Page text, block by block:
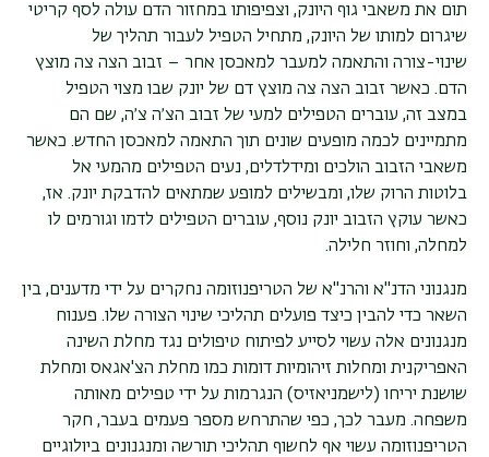
תום את משאבי גוף היונק, וצפיפותו במחזור הדם עולה לסף קריטי
שיגרום למותו של היונק, מתחיל הטפיל לעבור תהליך של
שינוי-צורה והתאמה למעבר למאכסן אחר – זבוב הצה צה מוצץ
הדם. כאשר זבוב הצה צה מוצץ דם של יונק שבו מצוי הטפיל
במצב זה, עוברים הטפילים למעי של זבוב הצ׳ה צ׳ה, שם הם
מתמיינים לכמה מופעים שונים תוך התאמה למאכסן החדש. כאשר
משאבי הזבוב הולכים ומידלדלים, נעים הטפילים מהמעי אל
בלוטות הרוק שלו, ומבשילים למופע שמתאים להדבקת יונק. אז,
כאשר עוקץ הזבוב יונק נוסף, עוברים הטפילים לדמו וגורמים לו
למחלה, וחוזר חלילה.
מנגנוני הדנ"א והרנ"א של הטריפנוזומה נחקרים על ידי מדענים, בין
השאר כדי להבין כיצד פועלים תהליכי שינוי הצורה שלו. פענוח
מנגנונים אלה עשוי לסייע לפיתוח טיפולים נגד מחלת השינה
האפריקנית ומחלות זיהומיות דומות כמו מחלת הצ'אגאס ומחלת
שושנת יריחו (לישמניאזיס) הנגרמות על ידי טפילים מאותה
משפחה. מעבר לכך, כפי שהתרחש מספר פעמים בעבר, חקר
הטריפנוזומה עשוי אף לחשוף תהליכי תורשה ומנגנונים ביולוגיים